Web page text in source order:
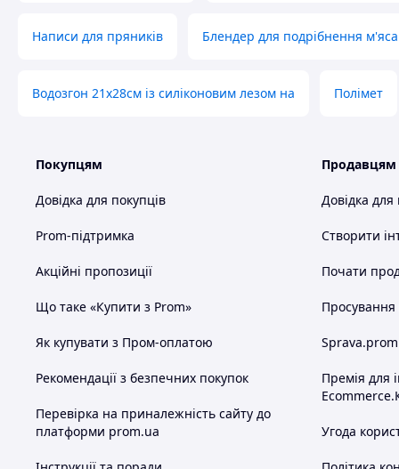
Написи для пряників Блендер для подрібнення
Водозгон 21х28см із силіконовим лезом на Полімет
Покупцям
Довідка для покупців
Prom-підтримка
Акційні пропозиції
Що таке «Купити з Prom»
Як купувати з Пром-оплатою
Рекомендації з безпечних покупок
Перевірка на приналежність сайту до
платформи prom.ua
Продавцям
Довідка для
Створити
Почати
Просування
Премія для
Угода